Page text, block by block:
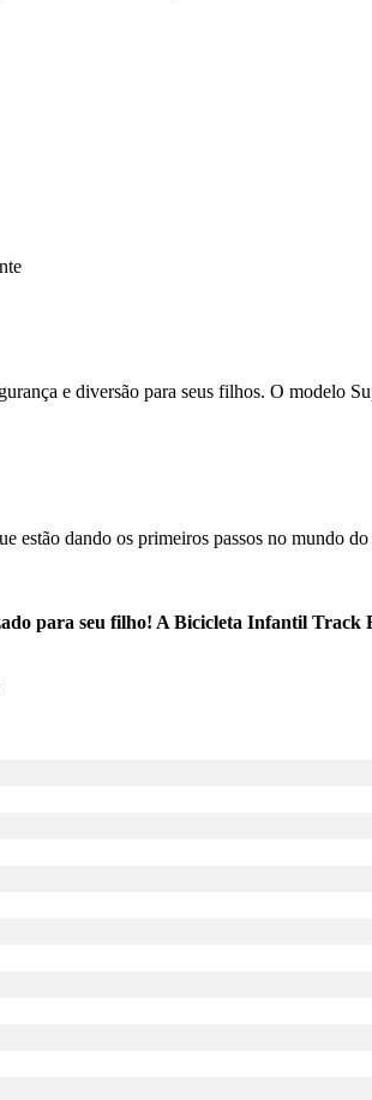
e diversão para seus filhos. O modelo
dando os primeiros passos no mundo
para seu filho! A Bicicleta Infantil